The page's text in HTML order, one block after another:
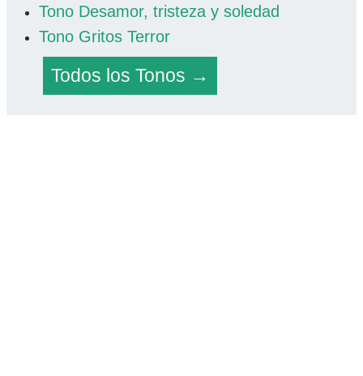
Tono Desamor, tristeza y soledad
Tono Gritos Terror
Todos los Tonos →